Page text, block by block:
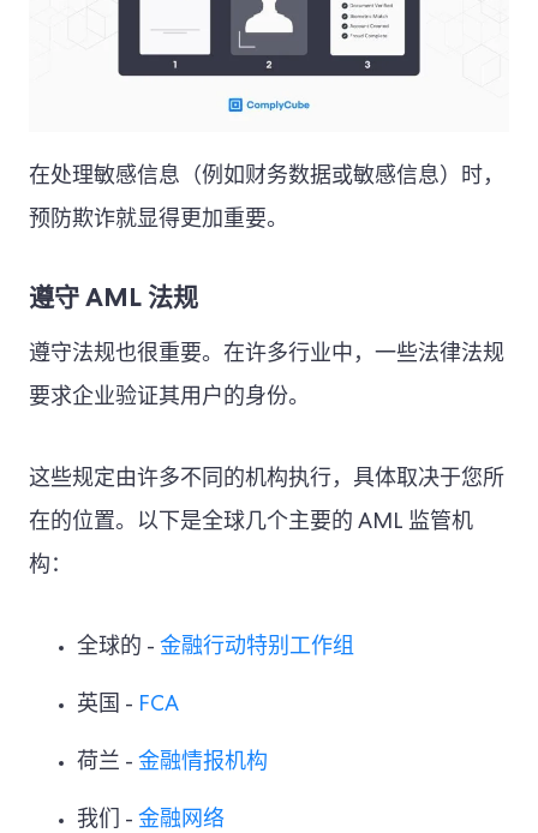
在处理敏感信息（例如财务数据或敏感信息）时，
预防欺诈就显得更加重要。
遵守 AML 法规
遵守法规也很重要。在许多行业中，一些法律法规
要求企业验证其用户的身份。
这些规定由许多不同的机构执行，具体取决于您所
在的位置。以下是全球几个主要的 AML 监管机
构：
全球的 - 金融行动特别工作组
英国 - FCA
荷兰 - 金融情报机构
我们 - 金融网络